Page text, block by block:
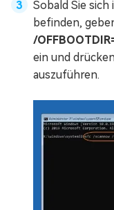
Sobald Sie
befinden,
/
ein und
auszuführen.